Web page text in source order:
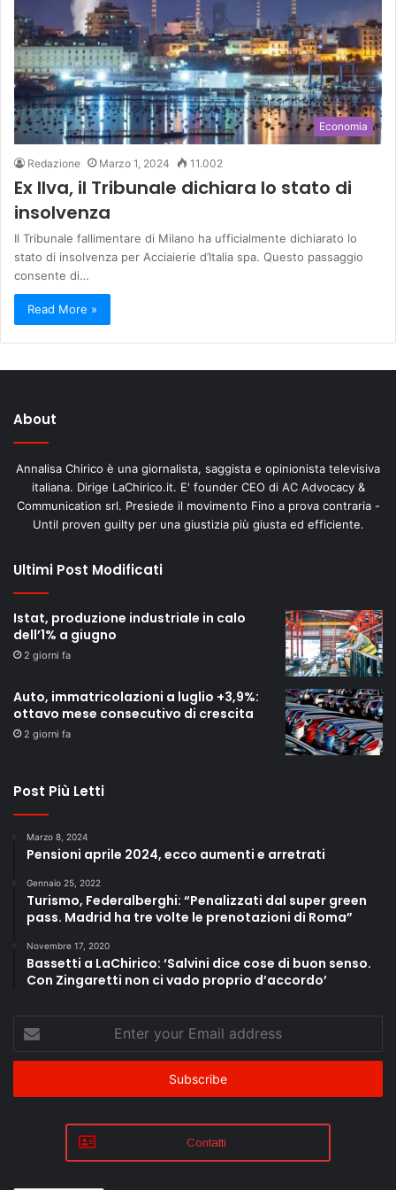
Economia
Redazione Marzo 1, 2024 11.002
Ex Ilva, il Tribunale dichiara lo stato di
insolvenza
Il Tribunale fallimentare di Milano ha ufficialmente dichiarato lo
stato di insolvenza per Acciaierie d’Italia spa. Questo passaggio
consente di…
Read More »
About
Annalisa Chirico è una giornalista, saggista e opinionista televisiva
italiana. Dirige LaChirico.it. E' founder CEO di AC Advocacy &
Communication srl. Presiede il movimento Fino a prova contraria -
Until proven guilty per una giustizia più giusta ed efficiente.
Ultimi Post Modificati
Istat, produzione industriale in calo
dell’1% a giugno
2 giorni fa
Auto, immatricolazioni a luglio +3,9%:
ottavo mese consecutivo di crescita
2 giorni fa
Post Più Letti
Marzo 8, 2024
Pensioni aprile 2024, ecco aumenti e arretrati
Gennaio 25, 2022
Turismo, Federalberghi: “Penalizzati dal super green
pass. Madrid ha tre volte le prenotazioni di Roma”
Novembre 17, 2020
Bassetti a LaChirico: ‘Salvini dice cose di buon senso.
Con Zingaretti non ci vado proprio d’accordo’
your
Email
Contatti